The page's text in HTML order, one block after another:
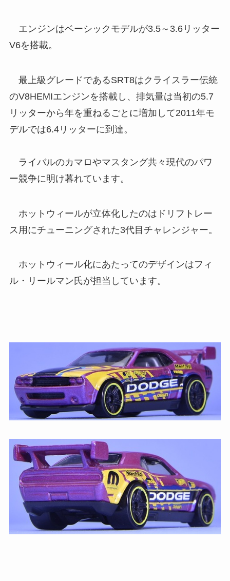
エンジンはベーシックモデルが3.5～3.6リッター
V6を搭載。
最上級グレードであるSRT8はクライスラー伝統
のV8HEMIエンジンを搭載し、排気量は当初の5.7
リッターから年を重ねるごとに増加して2011年モ
デルでは6.4リッターに到達。
ライバルのカマロやマスタング共々現代のパワ
ー競争に明け暮れています。
ホットウィールが立体化したのはドリフトレー
ス用にチューニングされた3代目チャレンジャー。
ホットウィール化にあたってのデザインはフィ
ル・リールマン氏が担当しています。